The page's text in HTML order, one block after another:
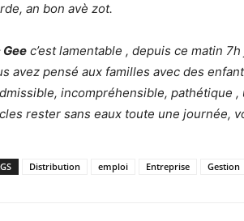
an bon avè zot.
c’est lamentable , depuis ce matin
avez pensé aux familles avec des
incompréhensible, pathétique
rester sans eaux toute une journée,
Distribution emploi Entreprise Gestion